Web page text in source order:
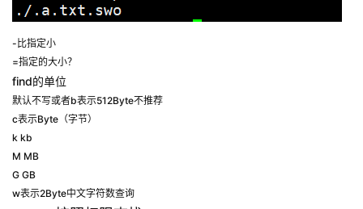
-比指定小
=指定的大小？
find的单位
默认不写或者b表示512Byte不推荐
c表示Byte（字节）
k kb
M MB
G GB
w表示2Byte中文字符数查询